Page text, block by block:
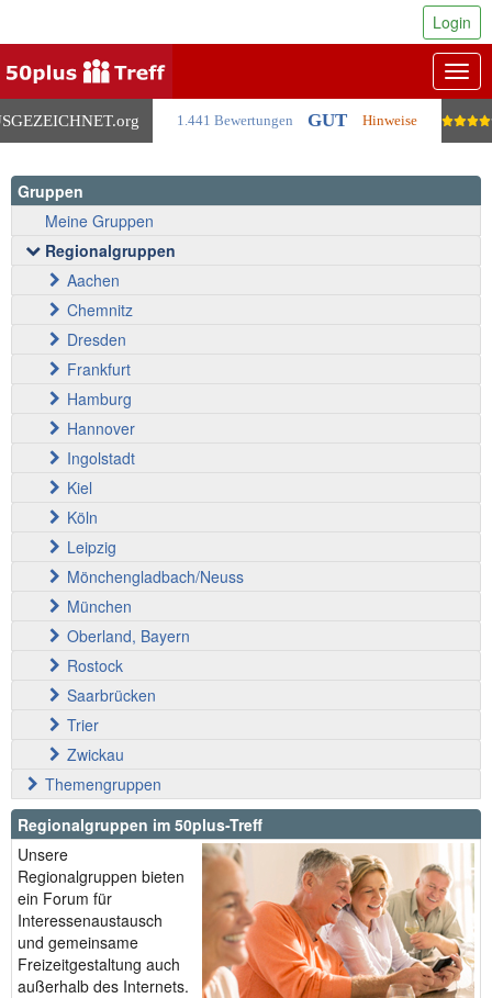
.org 1.441 Bewertungen GUT Hinweise
Login
Gruppen
Meine Gruppen
Regionalgruppen
Aachen
Chemnitz
Dresden
Frankfurt
Hamburg
Hannover
Ingolstadt
Kiel
Köln
Leipzig
Mönchengladbach/Neuss
München
Oberland, Bayern
Rostock
Saarbrücken
Trier
Zwickau
Themengruppen
Regionalgruppen im 50plus-Treff
Unsere
Regionalgruppen bieten
ein Forum für
Interessenaustausch
und gemeinsame
Freizeitgestaltung auch
außerhalb des Internets.